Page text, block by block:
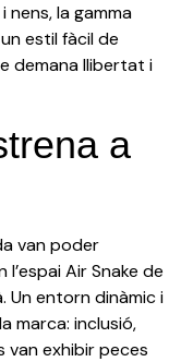
nens, la gamma
estil fàcil de
demana llibertat i
a
van poder
Air Snake de
Un entorn dinàmic i
marca: inclusió,
van exhibir peces